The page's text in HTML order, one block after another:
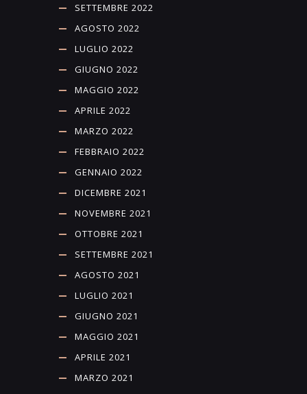
SETTEMBRE 2022
AGOSTO 2022
LUGLIO 2022
GIUGNO 2022
MAGGIO 2022
APRILE 2022
MARZO 2022
FEBBRAIO 2022
GENNAIO 2022
DICEMBRE 2021
NOVEMBRE 2021
OTTOBRE 2021
SETTEMBRE 2021
AGOSTO 2021
LUGLIO 2021
GIUGNO 2021
MAGGIO 2021
APRILE 2021
MARZO 2021